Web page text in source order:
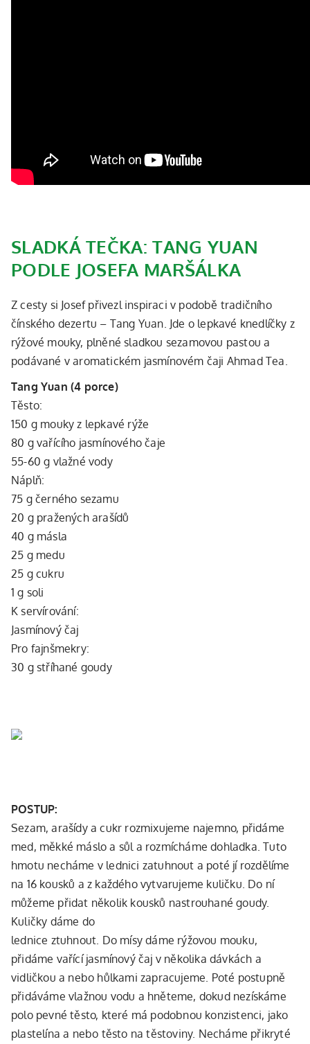
SLADKÁ TEČKA: TANG YUAN
PODLE JOSEFA MARŠÁLKA
Z cesty si Josef přivezl inspiraci v podobě tradičního
čínského dezertu – Tang Yuan. Jde o lepkavé knedlíčky z
rýžové mouky, plněné sladkou sezamovou pastou a
podávané v aromatickém jasmínovém čaji Ahmad Tea.
Tang Yuan (4 porce)
Těsto:
150 g mouky z lepkavé rýže
80 g vařícího jasmínového čaje
55-60 g vlažné vody
Náplň:
75 g černého sezamu
20 g pražených arašídů
40 g másla
25 g medu
25 g cukru
1 g soli
K servírování:
Jasmínový čaj
Pro fajnšmekry:
30 g stříhané goudy
POSTUP:
Sezam, arašídy a cukr rozmixujeme najemno, přidáme
med, měkké máslo a sůl a rozmícháme dohladka. Tuto
hmotu necháme v lednici zatuhnout a poté jí rozdělíme
na 16 kousků a z každého vytvarujeme kuličku. Do ní
můžeme přidat několik kousků nastrouhané goudy.
Kuličky dáme do
lednice ztuhnout. Do mísy dáme rýžovou mouku,
přidáme vařící jasmínový čaj v několika dávkách a
vidličkou a nebo hůlkami zapracujeme. Poté postupně
přidáváme vlažnou vodu a hněteme, dokud nezískáme
polo pevné těsto, které má podobnou konzistenci, jako
plastelína a nebo těsto na těstoviny. Necháme přikryté